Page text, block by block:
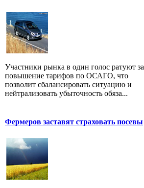
Участники рынка в один голос ратуют за
повышение тарифов по ОСАГО, что
позволит сбалансировать ситуацию и
нейтрализовать убыточность обяза...
Фермеров заставят страховать посевы